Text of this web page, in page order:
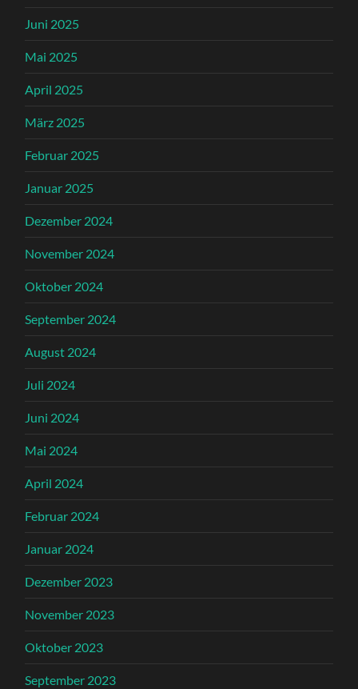
Juni 2025
Mai 2025
April 2025
März 2025
Februar 2025
Januar 2025
Dezember 2024
November 2024
Oktober 2024
September 2024
August 2024
Juli 2024
Juni 2024
Mai 2024
April 2024
Februar 2024
Januar 2024
Dezember 2023
November 2023
Oktober 2023
September 2023